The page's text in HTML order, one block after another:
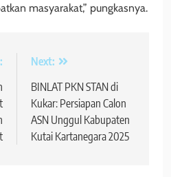
masyarakat,” pungkasnya.
Next:
BINLAT PKN STAN di
Kukar: Persiapan Calon
ASN Unggul Kabupaten
Kutai Kartanegara 2025